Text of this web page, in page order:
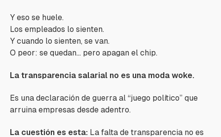
Y eso se huele.
Los empleados lo sienten.
Y cuando lo sienten, se van.
O peor: se quedan… pero apagan el chip.
La transparencia salarial no es una moda woke.
Es una declaración de guerra al “juego político” que
arruina empresas desde adentro.
La cuestión es esta: La falta de transparencia no es